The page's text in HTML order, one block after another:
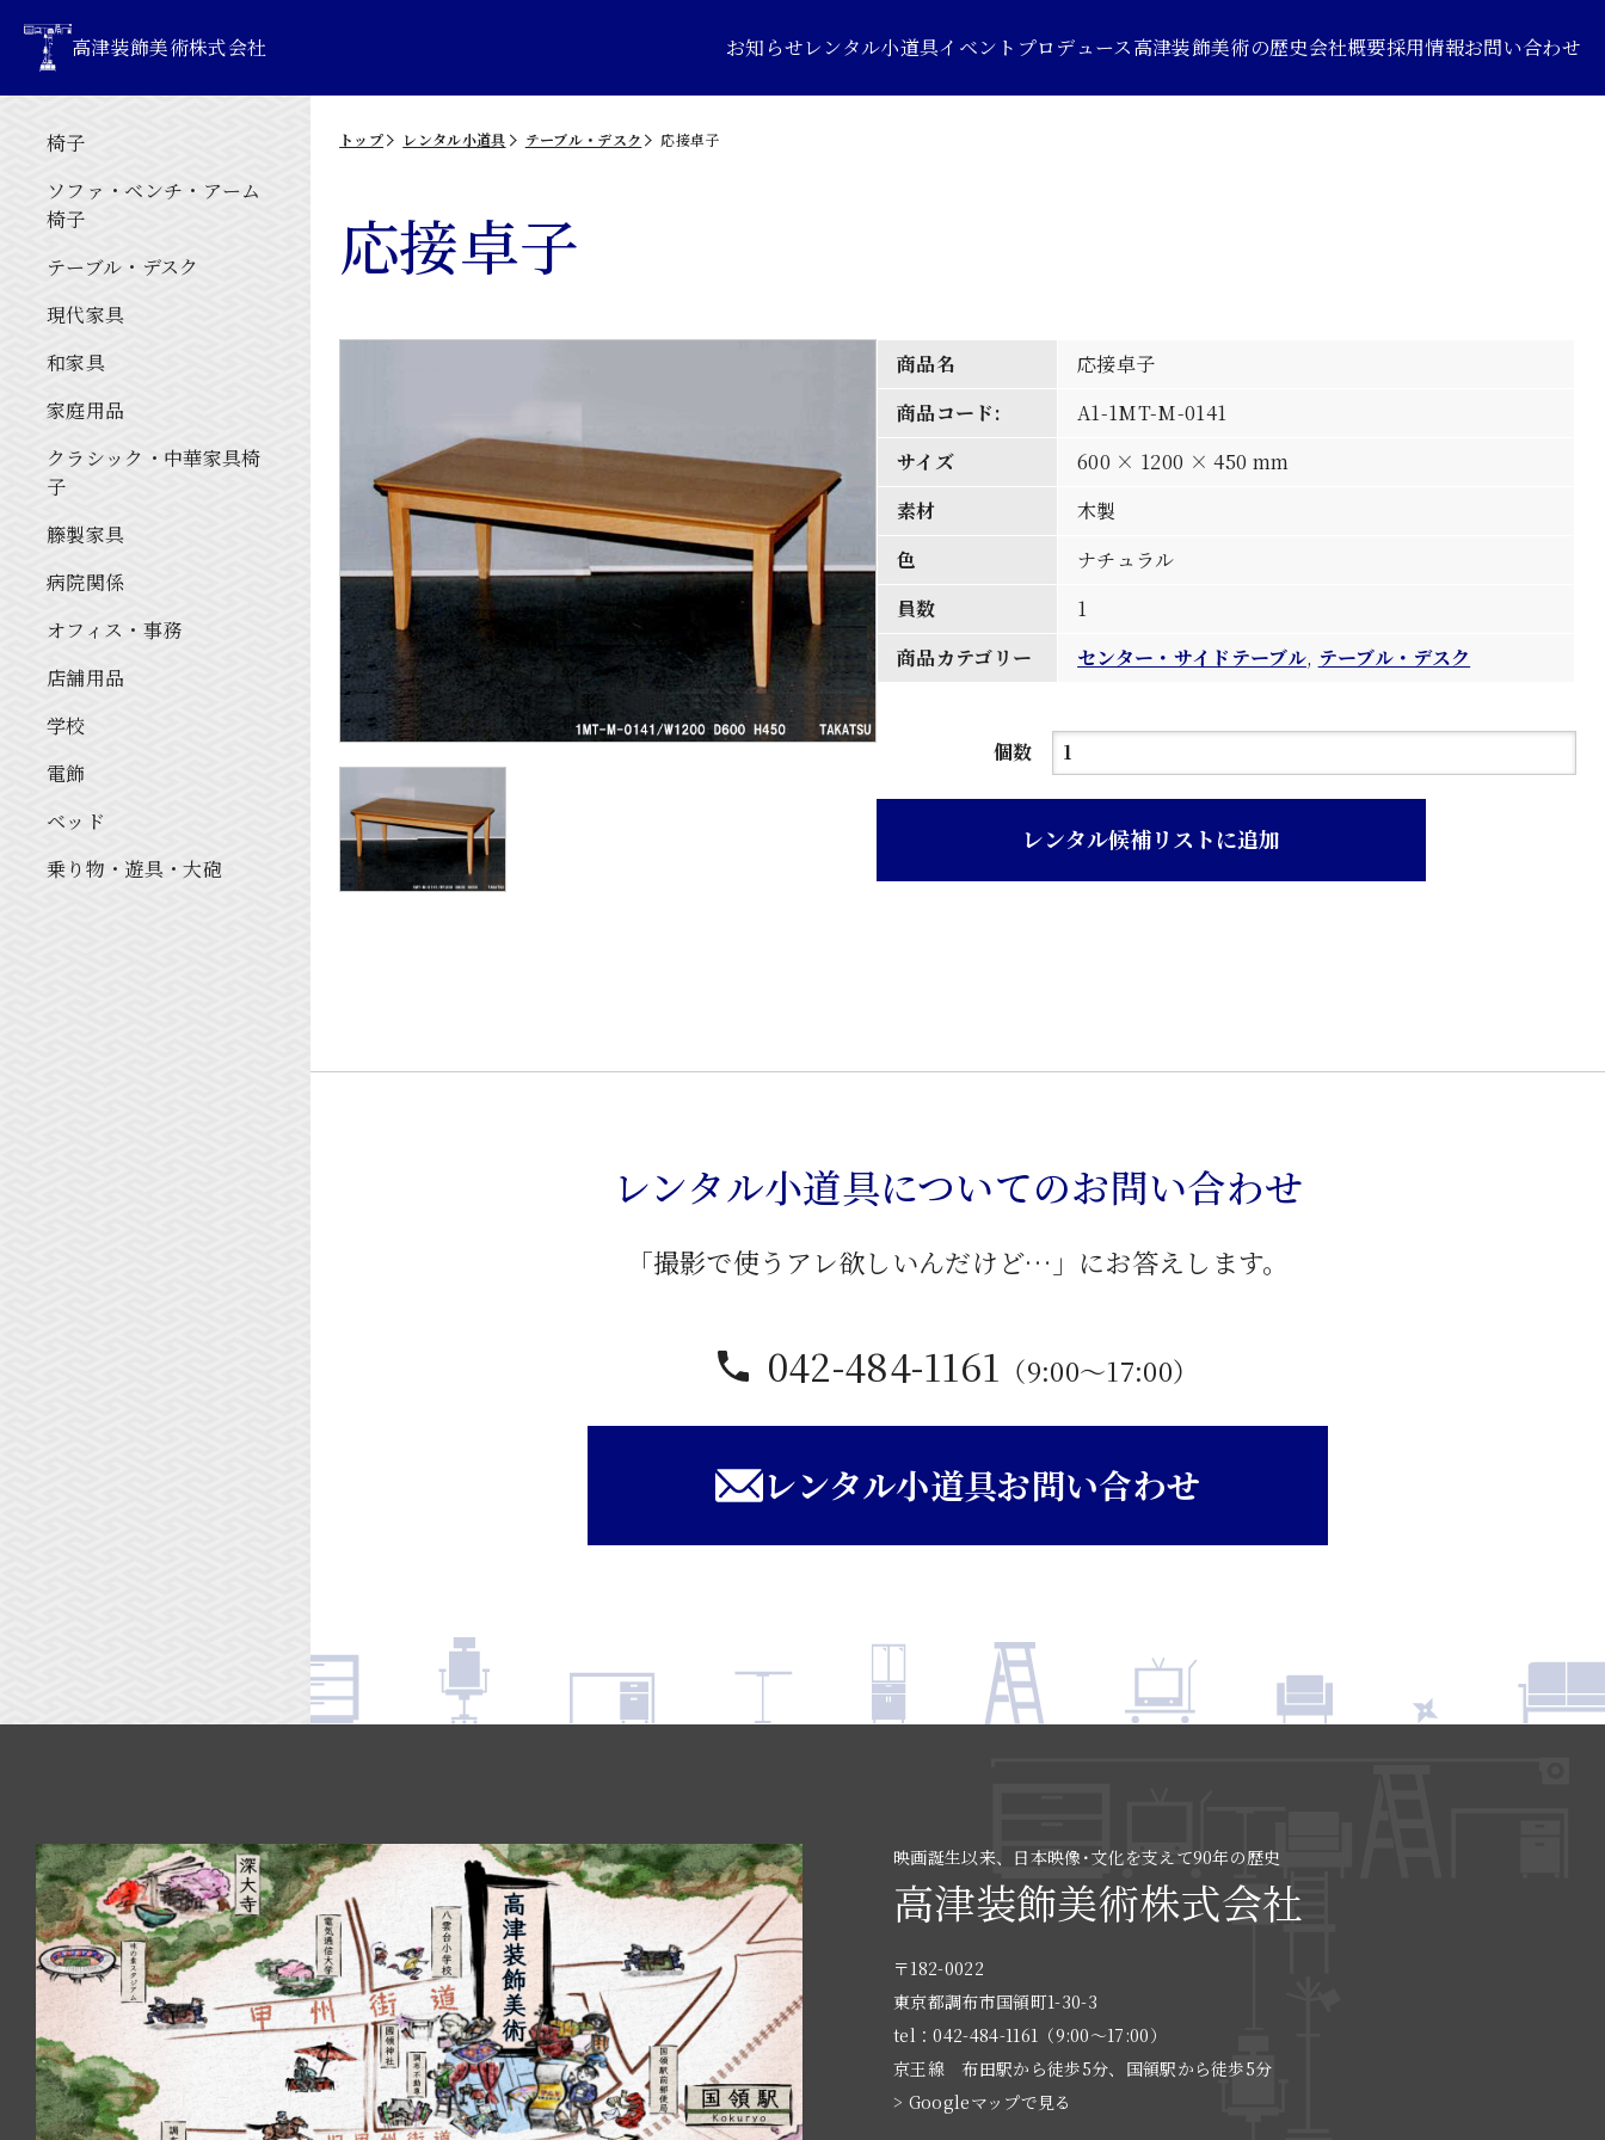
高津装飾美術株式会社 お知らせレンタル小道具イベントプロデュース高津装飾美術の歴史会社概要採用情報お問い合わせ
椅子
ソファ・ベンチ・アーム
椅子
テーブル・デスク
現代家具
和家具
家庭用品
クラシック・中華家具椅
子
籐製家具
病院関係
オフィス・事務
店舗用品
学校
電飾
ベッド
乗り物・遊具・大砲
トップ レンタル小道具 テーブル・デスク 応接卓子
応接卓子
商品名
応接卓子
商品コード:
A1-1MT-M-0141
サイズ
600 × 1200 × 450 mm
素材
木製
色
ナチュラル
員数
1
商品カテゴリー
センター・サイドテーブル, テーブル・デスク
個数
応
レンタル候補リストに追加
レンタル小道具についてのお問い合わせ
「撮影で使うアレ欲しいんだけど…」にお答えします。
042-484-1161 （9:00〜17:00）
レンタル小道具お問い合わせ
映画誕生以来、日本映像･文化を支えて90年の歴史
高津装飾美術株式会社
〒182-0022
東京都調布市国領町1-30-3
tel：042-484-1161（9:00〜17:00）
京王線 布田駅から徒歩5分、国領駅から徒歩5分
> Googleマップで見る